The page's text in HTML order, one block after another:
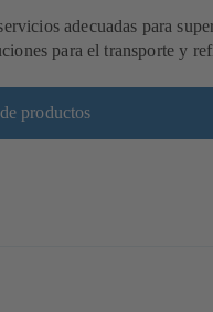
adecuadas para
para el transporte y
productos